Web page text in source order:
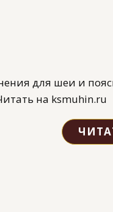
для шеи и
на ksmuhin.ru